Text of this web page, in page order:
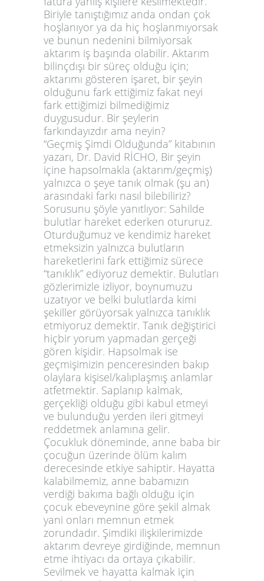
Biriyle tanıştığımız anda ondan çok
hoşlanıyor ya da hiç hoşlanmıyorsak
ve bunun nedenini bilmiyorsak
aktarım iş başında olabilir. Aktarım
bilinçdışı bir süreç olduğu için;
aktarımı gösteren işaret, bir şeyin
olduğunu fark ettiğimiz fakat neyi
fark ettiğimizi bilmediğimiz
duygusudur. Bir şeylerin
farkındayızdır ama neyin?
“Geçmiş Şimdi Olduğunda” kitabının
yazarı, Dr. David RİCHO, Bir şeyin
içine hapsolmakla (aktarım/geçmiş)
yalnızca o şeye tanık olmak (şu an)
arasındaki farkı nasıl bilebiliriz?
Sorusunu şöyle yanıtlıyor: Sahilde
bulutlar hareket ederken otururuz.
Oturduğumuz ve kendimiz hareket
etmeksizin yalnızca bulutların
hareketlerini fark ettiğimiz sürece
“tanıklık” ediyoruz demektir. Bulutları
gözlerimizle izliyor, boynumuzu
uzatıyor ve belki bulutlarda kimi
şekiller görüyorsak yalnızca tanıklık
etmiyoruz demektir. Tanık değiştirici
hiçbir yorum yapmadan gerçeği
gören kişidir. Hapsolmak ise
geçmişimizin penceresinden bakıp
olaylara kişisel/kalıplaşmış anlamlar
atfetmektir. Saplanıp kalmak,
gerçekliği olduğu gibi kabul etmeyi
ve bulunduğu yerden ileri gitmeyi
reddetmek anlamına gelir.
Çocukluk döneminde, anne baba bir
çocuğun üzerinde ölüm kalım
derecesinde etkiye sahiptir. Hayatta
kalabilmemiz, anne babamızın
verdiği bakıma bağlı olduğu için
çocuk ebeveynine göre şekil almak
yani onları memnun etmek
zorundadır. Şimdiki ilişkilerimizde
aktarım devreye girdiğinde, memnun
etme ihtiyacı da ortaya çıkabilir.
Sevilmek ve hayatta kalmak için